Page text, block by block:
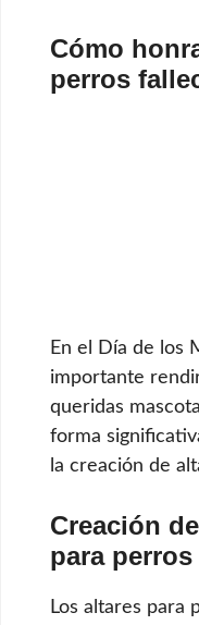
Cómo
perros
En el Día de los
importante
queridas
forma
la creación de
Creación
para perros
Los altares para